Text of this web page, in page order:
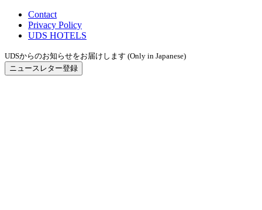
Contact
Privacy Policy
UDS HOTELS
UDSからのお知らせをお届けします (Only in Japanese)
ニュースレター登録